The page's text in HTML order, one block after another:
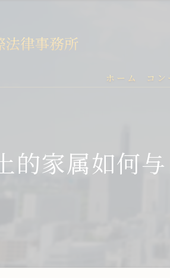
ホーム コン
的家属如何